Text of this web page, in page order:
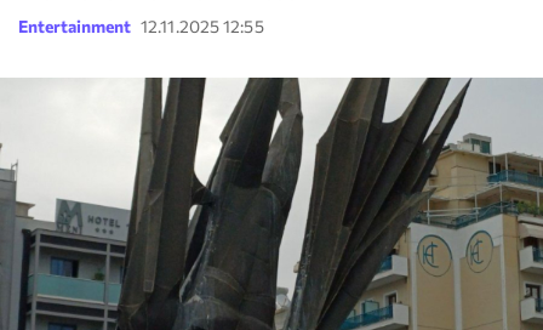
Entertainment 12.11.2025 12:55